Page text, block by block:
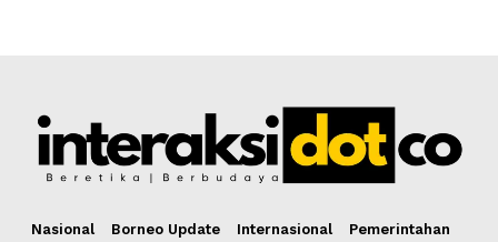
Nasional Borneo Update Internasional
Pemerintahan